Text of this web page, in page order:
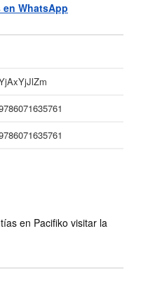
su curiosidad, y
desde la poesía, no
WhatsApp
en Pacifiko visitar la